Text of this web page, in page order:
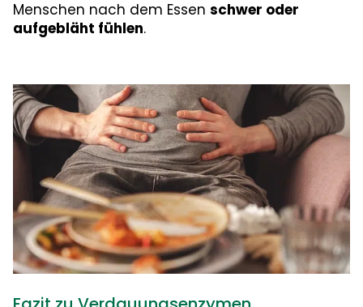
Menschen nach dem Essen schwer oder
aufgebläht fühlen.